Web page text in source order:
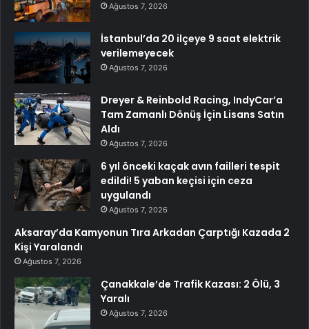
Ağustos 7, 2026
İstanbul’da 20 ilçeye 9 saat elektrik
verilemeyecek
Ağustos 7, 2026
Dreyer & Reinbold Racing, IndyCar’a
Tam Zamanlı Dönüş İçin Lisans Satın
Aldı
Ağustos 7, 2026
6 yıl önceki kaçak avın failleri tespit
edildi! 5 yaban keçisi için ceza
uygulandı
Ağustos 7, 2026
Aksaray’da Kamyonun Tıra Arkadan Çarptığı Kazada 2
Kişi Yaralandı
Ağustos 7, 2026
Çanakkale’de Trafik Kazası: 2 Ölü, 3
Yaralı
Ağustos 7, 2026